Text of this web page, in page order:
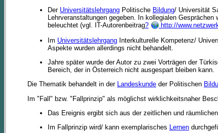
Der Universitätslehrgang Politische Bildung/ Universität
Lehrveranstaltungen gegeben. In kollegialen
beleuchtet (vgl. IT-Autorenbeitrag? http://
Im Universitätslehrgang Interkulturelle Kompetenz/
Aspekte wurden allerdings nicht behandelt.
Jahre später wurde der Autor zu zwei Vorträgen der
Bereich, der in Österreich nicht ausgespart bleiben kann.
Die Thematik behandelt in der Landeskunde der Politischen
Im "Fall" bzw. "Fallprinzip" als möglichst wirklichkeitsnaher
Das Ereignis ergibt sich aus der zeitlichen und
Im Fallprinzip wird/ kann exemplarisches Lernen